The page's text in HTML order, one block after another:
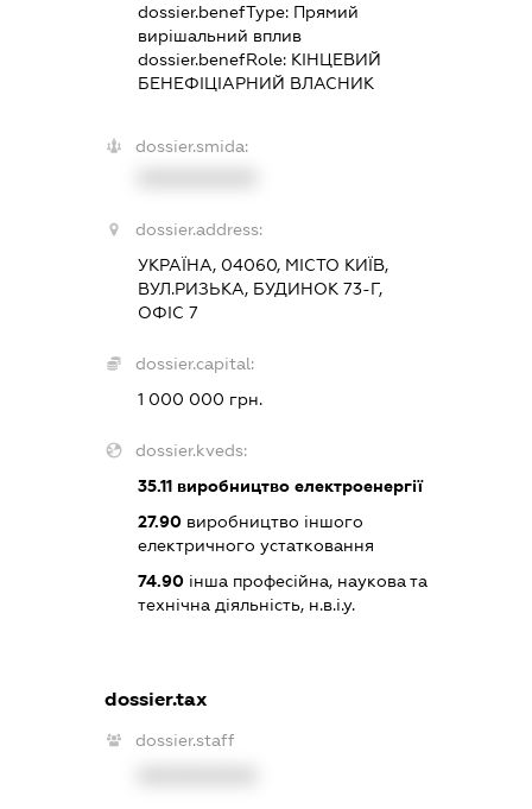
dossier.benefType: Прямий
вирішальний вплив
dossier.benefRole: КІНЦЕВИЙ
БЕНЕФІЦІАРНИЙ ВЛАСНИК
dossier.smida:
dossier.address:
УКРАЇНА, 04060, МІСТО КИЇВ,
ВУЛ.РИЗЬКА, БУДИНОК 73-Г,
ОФІС 7
dossier.capital:
1 000 000 грн.
dossier.kveds:
35.11виробництво електроенергії
27.90виробництво іншого
електричного устатковання
74.90інша професійна, наукова та
технічна діяльність, н.в.і.у.
dossier.tax
dossier.staff